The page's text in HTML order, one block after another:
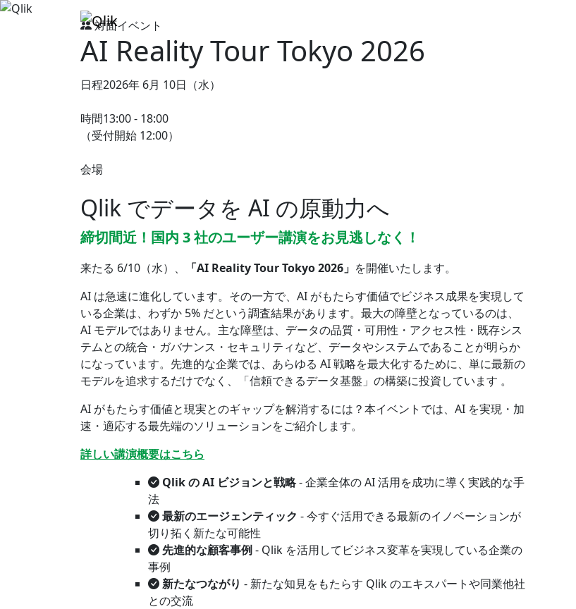
対面イベント
AI Reality Tour Tokyo 2026
日程2026年 6月 10日（水）
時間13:00 - 18:00
（受付開始 12:00）
会場
Qlik でデータを AI の原動力へ
締切間近！国内 3 社のユーザー講演をお見逃しなく！
来たる 6/10（水）、 「AI Reality Tour Tokyo 2026」 を開催いたします。
AI は急速に進化しています。その一方で、AI がもたらす価値でビジネス成果を実現して
いる企業は、わずか 5% だという調査結果があります。最大の障壁となっているのは、
AI モデルではありません。主な障壁は、データの品質・可用性・アクセス性・既存シス
テムとの統合・ガバナンス・セキュリティなど、データやシステムであることが明らか
になっています。先進的な企業では、あらゆる AI 戦略を最大化するために、単に最新の
モデルを追求するだけでなく、「信頼できるデータ基盤」の構築に投資しています 。
AI がもたらす価値と現実とのギャップを解消するには？本イベントでは、AI を実現・加
速・適応する最先端のソリューションをご紹介します。
詳しい講演概要はこちら
Qlik の AI ビジョンと戦略- 企業全体の AI 活用を成功に導く実践的な手
法
最新のエージェンティック - 今すぐ活用できる最新のイノベーションが
切り拓く新たな可能性
先進的な顧客事例- Qlik を活用してビジネス変革を実現している企業の
事例
新たなつながり - 新たな知見をもたらす Qlik のエキスパートや同業他社
との交流